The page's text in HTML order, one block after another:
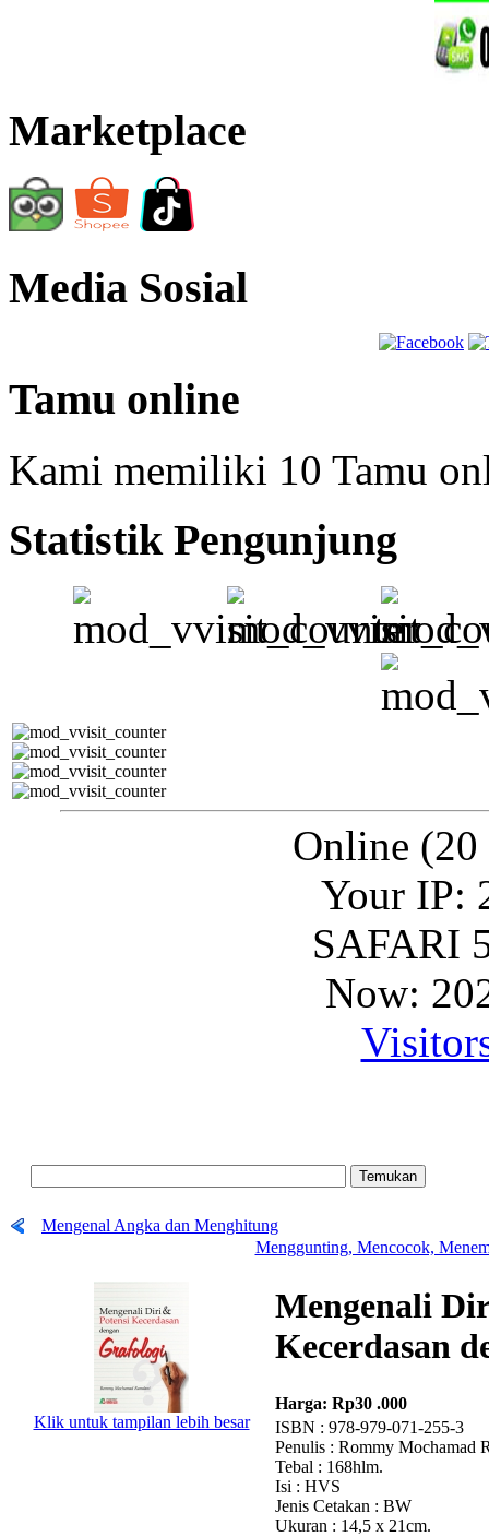
Marketplace
Media Sosial
Tamu online
Kami memiliki 10 Tamu
Statistik Pengunjung
Online (20
Your IP:
SAFARI
Now:
Mengenal Angka dan Menghitung
Menggunting, Mencocok,
Klik untuk tampilan lebih besar
Mengenali
Kecerdasan
Harga: Rp30 .000
ISBN : 978-979-071-255-3
Penulis : Rommy Mochamad
Tebal : 168hlm.
Isi : HVS
Jenis Cetakan : BW
Ukuran : 14,5 x 21cm.